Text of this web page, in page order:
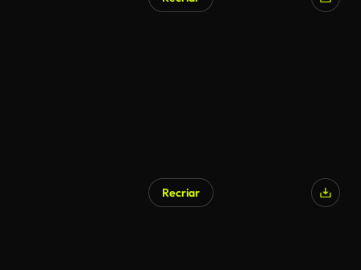
Recriar